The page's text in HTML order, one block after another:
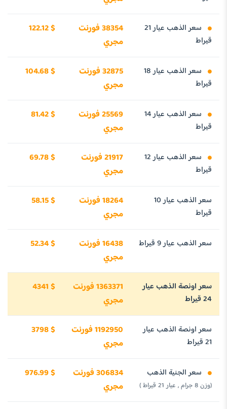
سعر الذهب عيار 21
قيراط
38354 فورنت
مجري
122.12 $
سعر الذهب عيار 18
قيراط
32875 فورنت
مجري
104.68 $
سعر الذهب عيار 14
قيراط
25569 فورنت
مجري
81.42 $
سعر الذهب عيار 12
قيراط
21917 فورنت
مجري
69.78 $
سعر الذهب عيار 10
قيراط
18264 فورنت
مجري
58.15 $
سعر الذهب عيار 9 قيراط
16438 فورنت
مجري
52.34 $
سعر اونصة الذهب عيار
24 قيراط
1363371 فورنت
مجري
4341 $
سعر اونصة الذهب عيار
21 قيراط
1192950 فورنت
مجري
3798 $
سعر الجنية الذهب
(وزن 8 جرام , عيار 21 قيراط )
306834 فورنت
مجري
976.99 $